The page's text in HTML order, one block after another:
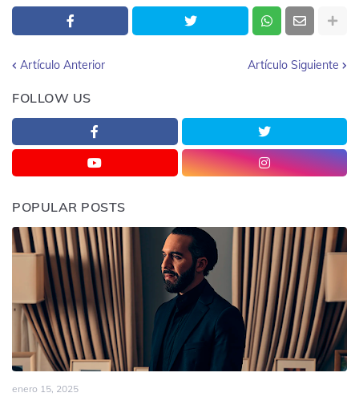
Artículo Anterior Artículo Siguiente
FOLLOW US
POPULAR POSTS
enero 15, 2025